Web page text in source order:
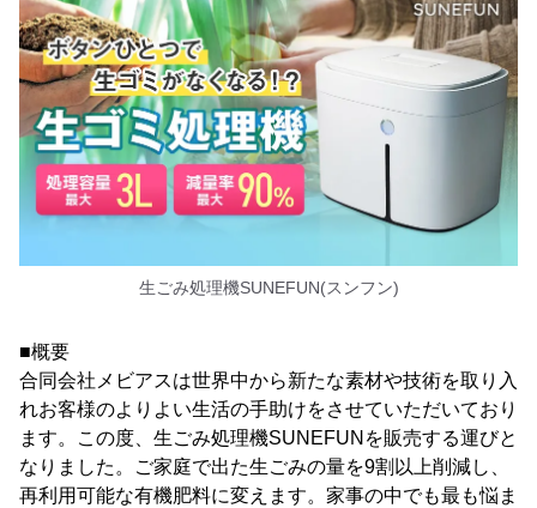
生ごみ処理機SUNEFUN(スンフン)
■概要
合同会社メビアスは世界中から新たな素材や技術を取り入
れお客様のよりよい生活の手助けをさせていただいており
ます。この度、生ごみ処理機SUNEFUNを販売する運びと
なりました。ご家庭で出た生ごみの量を9割以上削減し、
再利用可能な有機肥料に変えます。家事の中でも最も悩ま